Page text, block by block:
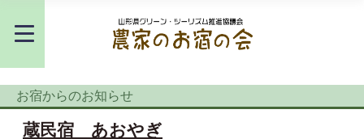
お宿からのお知らせ
蔵民宿 あおやぎ